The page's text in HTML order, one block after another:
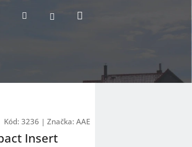
Hledat Přihlášení
Kód: 3236 | Značka: AAE
Insert